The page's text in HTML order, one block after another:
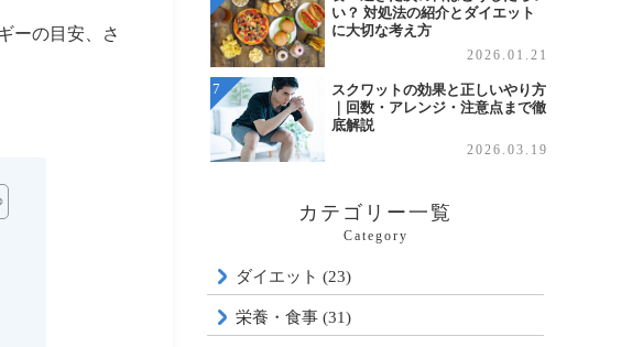
ーの目安、さ
い？ 対処法の紹介とダイエット
に大切な考え方
2026.01.21
スクワットの効果と正しいやり方
｜回数・アレンジ・注意点まで徹
底解説
2026.03.19
カテゴリー一覧
Category
ダイエット (23)
栄養・食事 (31)